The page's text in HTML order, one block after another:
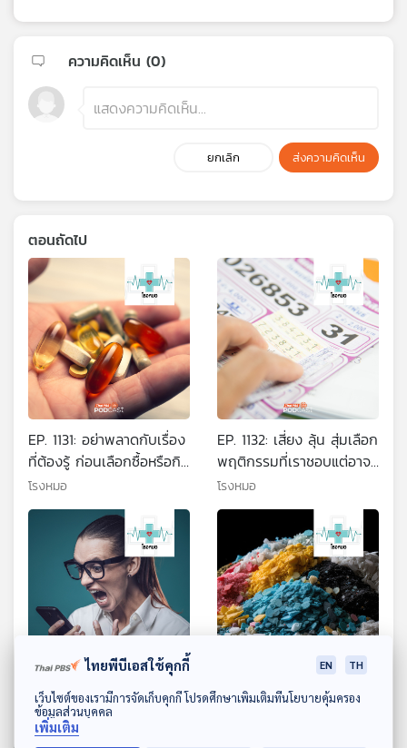
ดาวน์โหลด Thai PBS Podcast Application
ความคิดเห็น (0)
ยกเลิก ส่งความคิดเห็น
ตอนถัดไป
EP. 1131: อย่าพลาดกับเรื่อง
ที่ต้องรู้ ก่อนเลือกซื้อหรือกิน
วิตามิน
โรงหมอ
EP. 1132: เสี่ยง ลุ้น สุ่มเลือก
พฤติกรรมที่เราชอบแต่อาจ
เสี่ยงเป็นผีพนัน
โรงหมอ
EP. 1133: จิตวิทยารักชาติ
(นิยม) ผ่านโลกออนไลน์
โรงหมอ
EP. 1134: ไมโครพลาสติก
กินทุกวันเสี่ยงทุกวัย สมอง
ไทยพีบีเอสใช้คุกกี้ EN TH
เว็บไซต์ของเรามีการจัดเก็บคุกกี้ โปรดศึกษาเพิ่มเติมที่นโยบายคุ้มครอง
ข้อมูลส่วนบุคคล
เพิ่มเติม